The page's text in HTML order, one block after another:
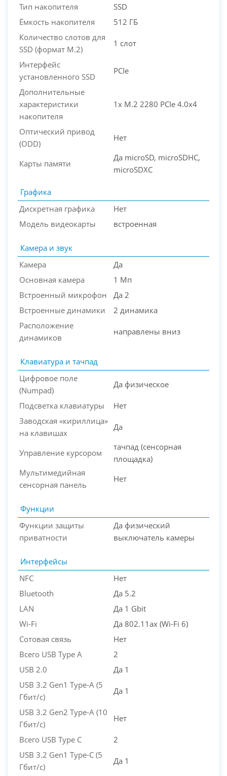
Тип накопителя
SSD
Ёмкость накопителя
512 ГБ
Количество слотов для
SSD (формат M.2)
1 слот
Интерфейс
установленного SSD
PCIe
Дополнительные
характеристики
накопителя
1x M.2 2280 PCIe 4.0x4
Оптический привод
(ODD)
Нет
Карты памяти
Да microSD, microSDHC,
microSDXC
Графика
Дискретная графика
Нет
Модель видеокарты
встроенная
Камера и звук
Камера
Да
Основная камера
1 Мп
Встроенный микрофон
Да 2
Встроенные динамики
2 динамика
Расположение
динамиков
направлены вниз
Клавиатура и тачпад
Цифровое поле
(Numpad)
Да физическое
Подсветка клавиатуры
Нет
Заводская «кириллица»
на клавишах
Да
Управление курсором
тачпад (сенсорная
площадка)
Мультимедийная
сенсорная панель
Нет
Функции
Функции защиты
приватности
Да физический
выключатель камеры
Интерфейсы
NFC
Нет
Bluetooth
Да 5.2
LAN
Да 1 Gbit
Wi-Fi
Да 802.11ax (Wi-Fi 6)
Сотовая связь
Нет
Всего USB Type A
2
USB 2.0
Да 1
USB 3.2 Gen1 Type-A (5
Гбит/с)
Да 1
USB 3.2 Gen2 Type-A (10
Гбит/с)
Нет
Всего USB Type C
2
USB 3.2 Gen1 Type-C (5
Гбит/с)
Да 1